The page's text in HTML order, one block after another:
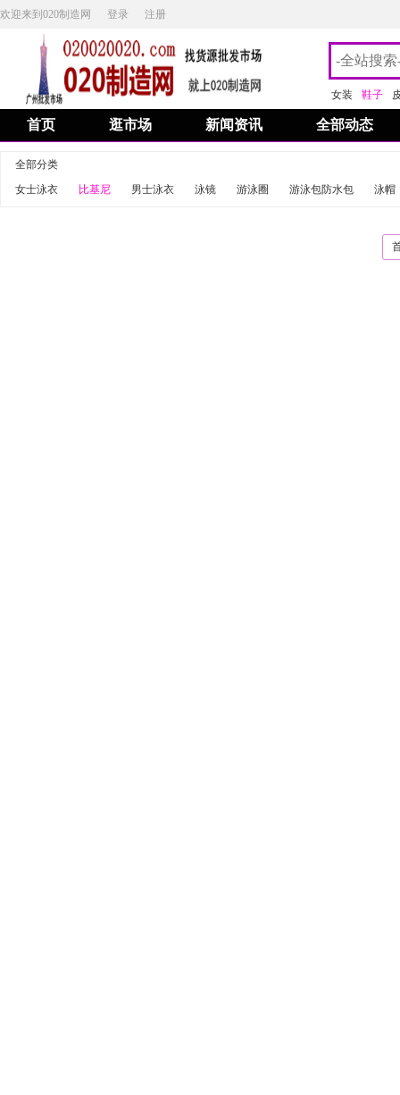
欢迎来到020制造网 登录 注册
女装 鞋子
首页 逛市场 新闻资讯 全部动态
全部分类
女士泳衣
比基尼 男士泳衣 泳镜 游泳圈 游泳包防水包 泳帽